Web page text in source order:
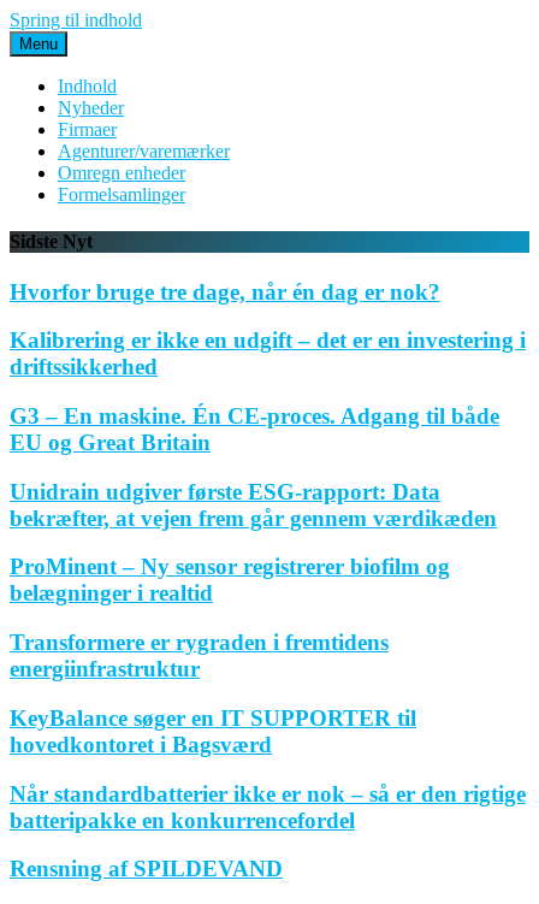
Spring til indhold
Menu
Indhold
Nyheder
Firmaer
Agenturer/varemærker
Omregn enheder
Formelsamlinger
Sidste Nyt
Hvorfor bruge tre dage, når én dag er nok?
Kalibrering er ikke en udgift – det er en investering i
driftssikkerhed
G3 – En maskine. Én CE-proces. Adgang til både
EU og Great Britain
Unidrain udgiver første ESG-rapport: Data
bekræfter, at vejen frem går gennem værdikæden
ProMinent – Ny sensor registrerer biofilm og
belægninger i realtid
Transformere er rygraden i fremtidens
energiinfrastruktur
KeyBalance søger en IT SUPPORTER til
hovedkontoret i Bagsværd
Når standardbatterier ikke er nok – så er den rigtige
batteripakke en konkurrencefordel
Rensning af SPILDEVAND